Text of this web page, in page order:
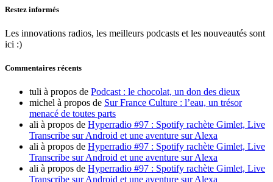
Restez informés
Les innovations radios, les meilleurs podcasts et les nouveautés sont
ici :)
Commentaires récents
tuli à propos de Podcast : le chocolat, un don des dieux
michel à propos de Sur France Culture : l’eau, un trésor
menacé de toutes parts
ali à propos de Hyperradio #97 : Spotify rachète Gimlet, Live
Transcribe sur Android et une aventure sur Alexa
ali à propos de Hyperradio #97 : Spotify rachète Gimlet, Live
Transcribe sur Android et une aventure sur Alexa
ali à propos de Hyperradio #97 : Spotify rachète Gimlet, Live
Transcribe sur Android et une aventure sur Alexa